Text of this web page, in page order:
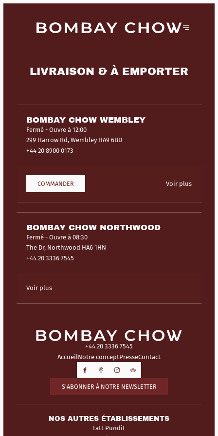
LIVRAISON & À EMPORTER
BOMBAY CHOW WEMBLEY
Fermé- Ouvre à 12:00
299 Harrow Rd, Wembley HA9 6BD
+44 20 8900 0173
COMMANDER Voir plus
BOMBAY CHOW NORTHWOOD
Fermé- Ouvre à 08:30
The Dr, Northwood HA6 1HN
+44 20 3336 7545
Voir plus
+44 20 3336 7545
AccueilNotre conceptPresseContact
S'ABONNER À NOTRE NEWSLETTER
NOS AUTRES ÉTABLISSEMENTS
Fatt Pundit